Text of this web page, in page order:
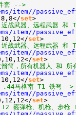
套 -->
item//
set>
战武器、远程武器
item//
set>
战武器、远程武器
item//
set>
筒，所有机器人 和
item//
set>
马格南 T1 铁弩-->
item//
set>
霰弹枪、机枪、步枪